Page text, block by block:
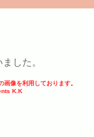
した。
像を利用しております。
K.K